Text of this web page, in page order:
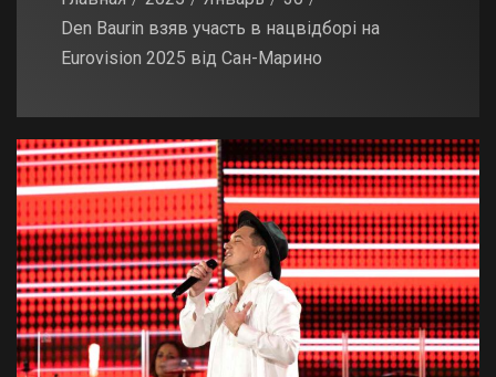
Den Baurin взяв участь в нацвідборі на
Eurovision 2025 від Сан-Марино